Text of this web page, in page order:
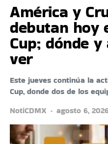
América y
debutan hoy
Cup; dónde
ver
Este jueves continúa la
Cup, donde dos de los
NotiCDMX
agosto 6, 2026